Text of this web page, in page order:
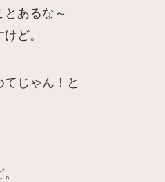
あるな～
ど。
じゃん！と